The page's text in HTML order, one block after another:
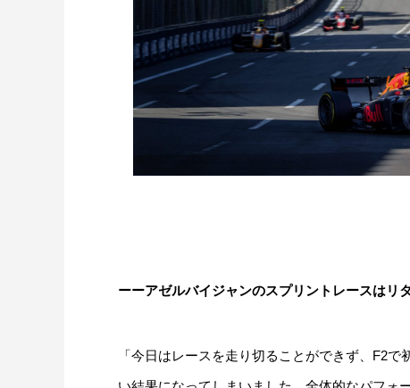
ーーアゼルバイジャンのスプリントレースはリ
「今日はレースを走り切ることができず、F2